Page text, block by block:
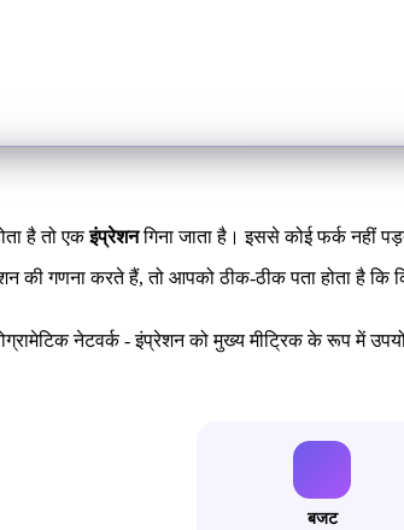
है तो एकइंप्रेशनगिना जाता है। इससे कोई फर्क नहीं
गणना करते हैं, तो आपको ठीक-ठीक पता होता है कि
नेटवर्क - इंप्रेशन को मुख्य मीट्रिक के रूप में
बजट